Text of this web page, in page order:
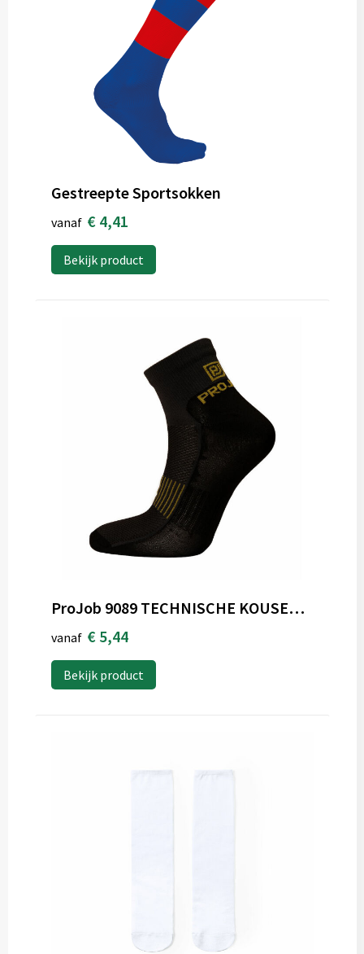
Gestreepte Sportsokken
vanaf € 4,41
Bekijk product
ProJob 9089 TECHNISCHE KOUSEN, LAAG
vanaf € 5,44
Bekijk product